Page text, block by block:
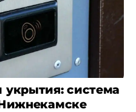
система